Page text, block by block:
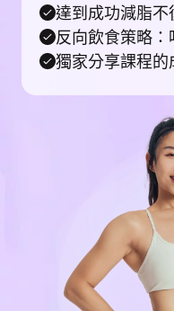
達到成功減脂
反向飲食策略
獨家分享課程的